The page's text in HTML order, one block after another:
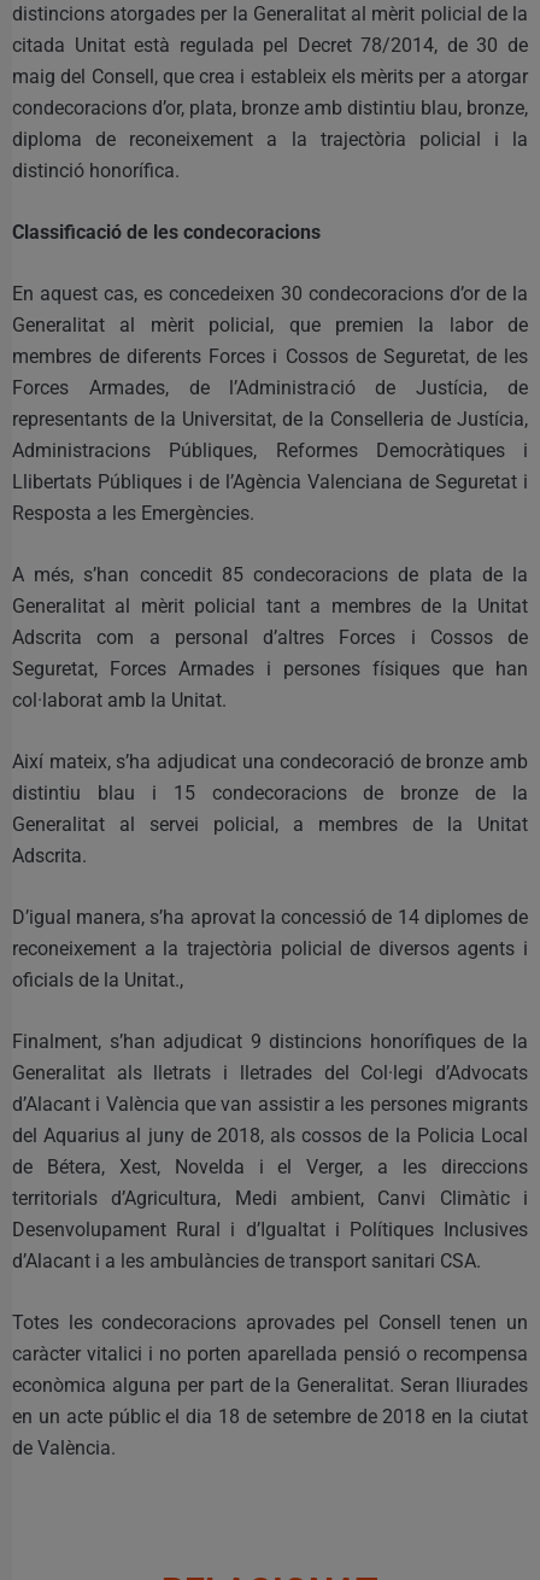
distincions atorgades per la Generalitat al mèrit policial de la
citada Unitat està regulada pel Decret 78/2014, de 30 de
maig del Consell, que crea i estableix els mèrits per a atorgar
condecoracions d’or, plata, bronze amb distintiu blau, bronze,
diploma de reconeixement a la trajectòria policial i la
distinció honorífica.
Classificació de les condecoracions
En aquest cas, es concedeixen 30 condecoracions d’or de la
Generalitat al mèrit policial, que premien la labor de
membres de diferents Forces i Cossos de Seguretat, de les
Forces Armades, de l’Administració de Justícia, de
representants de la Universitat, de la Conselleria de Justícia,
Administracions Públiques, Reformes Democràtiques i
Llibertats Públiques i de l’Agència Valenciana de Seguretat i
Resposta a les Emergències.
A més, s’han concedit 85 condecoracions de plata de la
Generalitat al mèrit policial tant a membres de la Unitat
Adscrita com a personal d’altres Forces i Cossos de
Seguretat, Forces Armades i persones físiques que han
col·laborat amb la Unitat.
Així mateix, s’ha adjudicat una condecoració de bronze amb
distintiu blau i 15 condecoracions de bronze de la
Generalitat al servei policial, a membres de la Unitat
Adscrita.
D’igual manera, s’ha aprovat la concessió de 14 diplomes de
reconeixement a la trajectòria policial de diversos agents i
oficials de la Unitat.,
Finalment, s’han adjudicat 9 distincions honorífiques de la
Generalitat als lletrats i lletrades del Col·legi d’Advocats
d’Alacant i València que van assistir a les persones migrants
del Aquarius al juny de 2018, als cossos de la Policia Local
de Bétera, Xest, Novelda i el Verger, a les direccions
territorials d’Agricultura, Medi ambient, Canvi Climàtic i
Desenvolupament Rural i d’Igualtat i Polítiques Inclusives
d’Alacant i a les ambulàncies de transport sanitari CSA.
Totes les condecoracions aprovades pel Consell tenen un
caràcter vitalici i no porten aparellada pensió o recompensa
econòmica alguna per part de la Generalitat. Seran lliurades
en un acte públic el dia 18 de setembre de 2018 en la ciutat
de València.